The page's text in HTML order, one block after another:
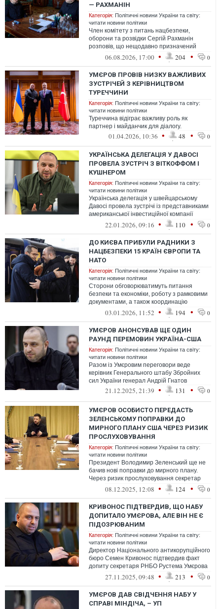
— РАХМАНІН
Категорія: Політичні новини України та світу:
читати новини політики
Член комітету з питань нацбезпеки,
оборони та розвідки Сергій Рахманін
розповів, що нещодавно призначений
головою Служби зовнішньої розвідки
06.08.2026, 17:00 • 204 • 0
УМЄРОВ ПРОВІВ НИЗКУ ВАЖЛИВИХ
ЗУСТРІЧЕЙ З КЕРІВНИЦТВОМ
ТУРЕЧЧИНИ
Категорія: Політичні новини України та світу:
читати новини політики
Туреччина відіграє важливу роль як
партнер і майданчик для діалогу.
01.04.2026, 10:36 • 48 • 0
УКРАЇНСЬКА ДЕЛЕГАЦІЯ У ДАВОСІ
ПРОВЕЛА ЗУСТРІЧ З ВІТКОФФОМ І
КУШНЕРОМ
Категорія: Політичні новини України та світу:
читати новини політики
Українська делегація у швейцарському
Давосі провела зустрічі із представниками
американської інвестиційної компанії
BlackRock, прем'єр-міністрами Норв...
22.01.2026, 09:16 • 110 • 0
ДО КИЄВА ПРИБУЛИ РАДНИКИ З
НАЦБЕЗПЕКИ 15 КРАЇН ЄВРОПИ ТА
НАТО
Категорія: Політичні новини України та світу:
читати новини політики
Сторони обговорюватимуть питання
безпеки та економіки, роботу з рамковими
документами, а також координацію
подальших кроків України з міжнародними
03.01.2026, 11:52 • 194 • 0
УМЄРОВ АНОНСУВАВ ЩЕ ОДИН
РАУНД ПЕРЕМОВИН УКРАЇНА-США
Категорія: Політичні новини України та світу:
читати новини політики
Разом із Умєровим переговори веде
керівник Генерального штабу Збройних
сил України генерал Андрій Гнатов
21.12.2025, 21:39 • 131 • 0
УМЄРОВ ОСОБИСТО ПЕРЕДАСТЬ
ЗЕЛЕНСЬКОМУ ПОПРАВКИ ДО
МИРНОГО ПЛАНУ США ЧЕРЕЗ РИЗИК
ПРОСЛУХОВУВАННЯ
Категорія: Політичні новини України та світу:
читати новини політики
Президент Володимир Зеленський ще не
бачив нові поправки до мирного плану.
Через ризик прослуховування секретар
РНБО Рустем Умєров особисто привезе
08.12.2025, 12:08 • 124 • 0
КРИВОНОС ПІДТВЕРДИВ, ЩО НАБУ
ДОПИТАЛО УМЄРОВА, АЛЕ ВІН НЕ Є
ПІДОЗРЮВАНИМ
Категорія: Політичні новини України та світу:
читати новини політики
Директор Національного антикорупційного
бюро Семен Кривонос підтвердив факт
допиту секретаря РНБО Рустема Умєрова
у гучній справі під кодовою назвою "...
27.11.2025, 09:48 • 213 • 0
УМЄРОВ ДАВ СВІДЧЕННЯ НАБУ У
СПРАВІ МІНДІЧА, – УП